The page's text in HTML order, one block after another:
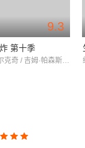
9.3
第十季
约翰尼·盖尔克奇 / 吉姆·帕森斯 / 凯莉·库柯